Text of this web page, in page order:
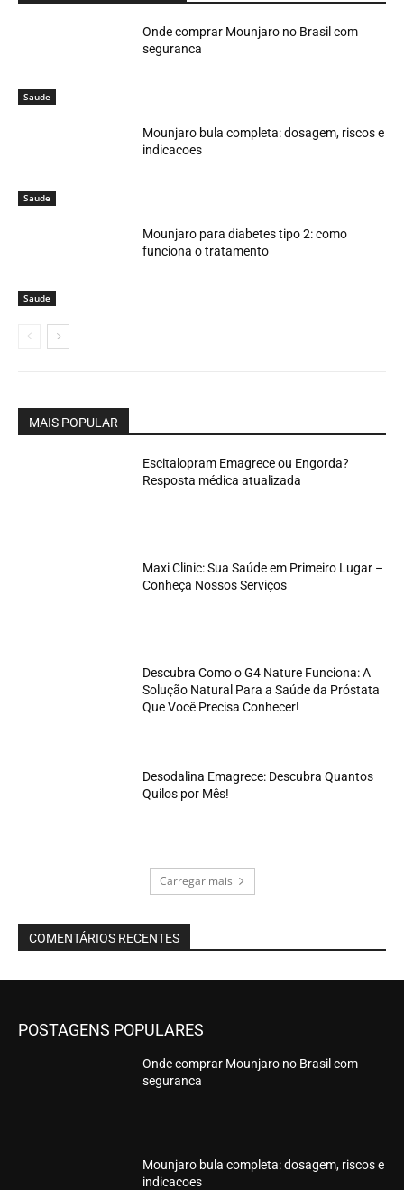
Saude
Onde comprar Mounjaro no Brasil com
seguranca
Saude
Mounjaro bula completa: dosagem, riscos e
indicacoes
Saude
Mounjaro para diabetes tipo 2: como
funciona o tratamento
MAIS POPULAR
Escitalopram Emagrece ou Engorda?
Resposta médica atualizada
Maxi Clinic: Sua Saúde em Primeiro Lugar –
Conheça Nossos Serviços
Descubra Como o G4 Nature Funciona: A
Solução Natural Para a Saúde da Próstata
Que Você Precisa Conhecer!
Desodalina Emagrece: Descubra Quantos
Quilos por Mês!
Carregar mais
COMENTÁRIOS RECENTES
POSTAGENS POPULARES
Onde comprar Mounjaro no Brasil com
seguranca
Mounjaro bula completa: dosagem, riscos e
indicacoes